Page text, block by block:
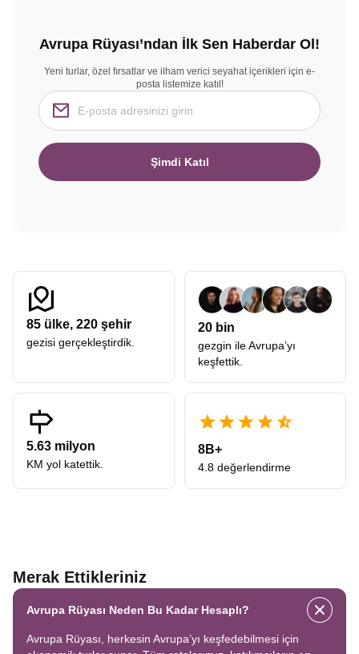
Avrupa Rüyası’ndan İlk Sen Haberdar Ol!
Yeni turlar, özel fırsatlar ve ilham verici seyahat içerikleri için e-
posta listemize katıl!
Şimdi Katıl
85 ülke, 220 şehir
gezisi gerçekleştirdik.
20 bin
gezgin ile Avrupa’yı
keşfettik.
5.63 milyon
KM yol katettik.
8B+
4.8 değerlendirme
Merak Ettikleriniz
Avrupa Rüyası Neden Bu Kadar Hesaplı?
Avrupa Rüyası, herkesin Avrupa’yı keşfedebilmesi için